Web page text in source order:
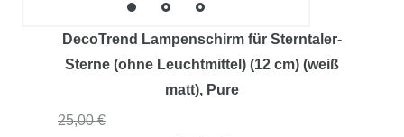
DecoTrend Lampenschirm für Sterntaler-
Sterne (ohne Leuchtmittel) (12 cm) (weiß
matt), Pure
25,00 €